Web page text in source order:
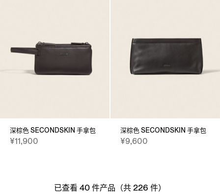
深棕色 SECONDSKIN 手拿包
¥11,900
深棕色 SECONDSKIN 手拿包
¥9,600
已查看 40 件产品（共 226 件）